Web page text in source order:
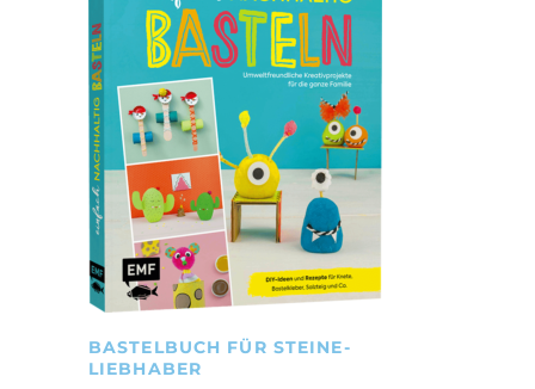
BASTELBUCH FÜR STEINE-
LIEBHABER